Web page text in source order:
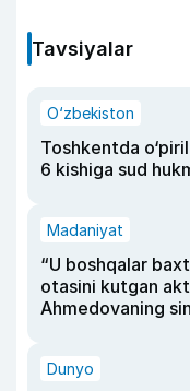
Tavsiyalar
O‘zbekiston
Toshkentda
6 kishiga sud
Madaniyat
“U boshqalar
otasini kutgan
Ahmedovaning
Dunyo